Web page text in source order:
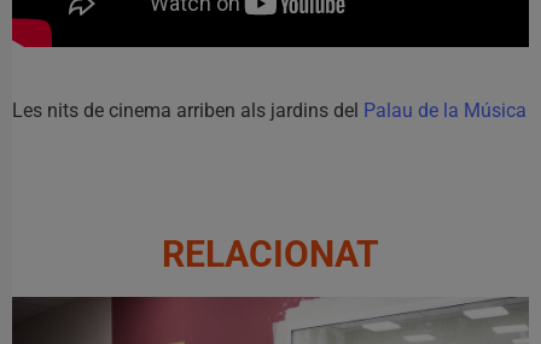
Les nits de cinema arriben als jardins del Palau de la Música
RELACIONAT